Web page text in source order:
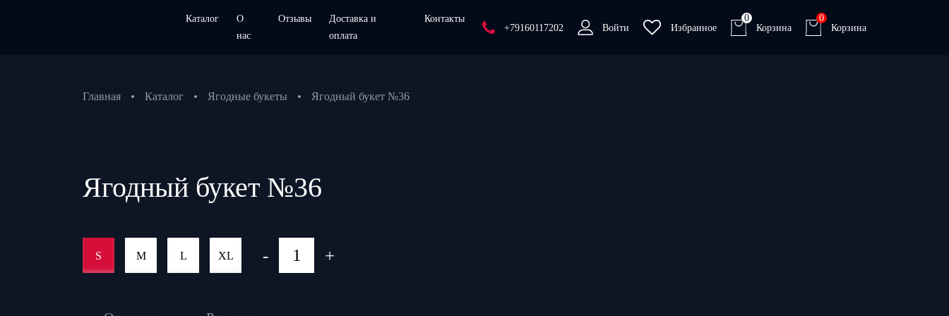
Каталог
О
нас
Отзывы
Доставка и
оплата
Контакты
+79160117202
Войти Избранное
0
Корзина
0
Корзина
Главная Каталог Ягодные букеты Ягодный букет №36
Ягодный букет №36
S M L XL - +